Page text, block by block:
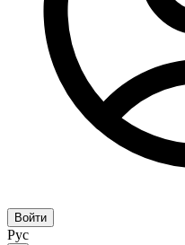
Войти
Рус